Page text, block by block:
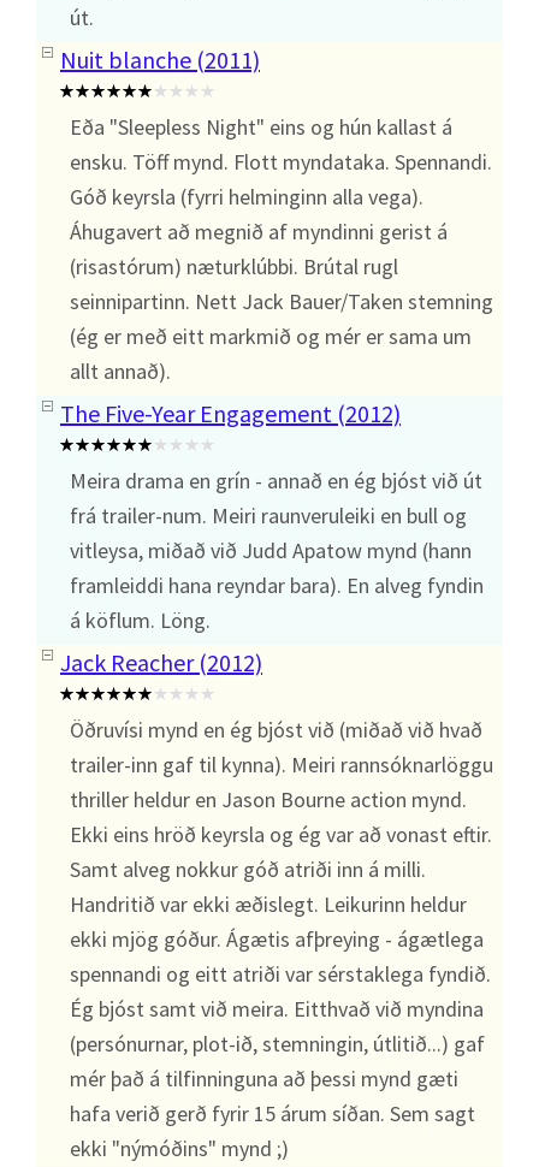
út.
Nuit blanche (2011)
Eða "Sleepless Night" eins og hún kallast á
ensku. Töff mynd. Flott myndataka. Spennandi.
Góð keyrsla (fyrri helminginn alla vega).
Áhugavert að megnið af myndinni gerist á
(risastórum) næturklúbbi. Brútal rugl
seinnipartinn. Nett Jack Bauer/Taken stemning
(ég er með eitt markmið og mér er sama um
allt annað).
The Five-Year Engagement (2012)
Meira drama en grín - annað en ég bjóst við út
frá trailer-num. Meiri raunveruleiki en bull og
vitleysa, miðað við Judd Apatow mynd (hann
framleiddi hana reyndar bara). En alveg fyndin
á köflum. Löng.
Jack Reacher (2012)
Öðruvísi mynd en ég bjóst við (miðað við hvað
trailer-inn gaf til kynna). Meiri rannsóknarlöggu
thriller heldur en Jason Bourne action mynd.
Ekki eins hröð keyrsla og ég var að vonast eftir.
Samt alveg nokkur góð atriði inn á milli.
Handritið var ekki æðislegt. Leikurinn heldur
ekki mjög góður. Ágætis afþreying - ágætlega
spennandi og eitt atriði var sérstaklega fyndið.
Ég bjóst samt við meira. Eitthvað við myndina
(persónurnar, plot-ið, stemningin, útlitið...) gaf
mér það á tilfinninguna að þessi mynd gæti
hafa verið gerð fyrir 15 árum síðan. Sem sagt
ekki "nýmóðins" mynd ;)